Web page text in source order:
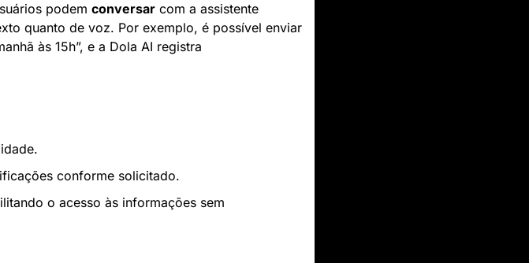
podem conversar com a assistente
quanto de voz. Por exemplo, é possível enviar
às 15h”, e a Dola AI registra
conforme solicitado.
o acesso às informações sem